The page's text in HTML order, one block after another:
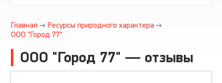
Главная
Ресурсы природного характера
ООО "Город 77"
ООО "Город 77" — отзывы